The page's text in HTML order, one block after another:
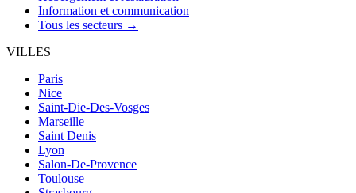
Information et communication
Tous les secteurs →
VILLES
Paris
Nice
Saint-Die-Des-Vosges
Marseille
Saint Denis
Lyon
Salon-De-Provence
Toulouse